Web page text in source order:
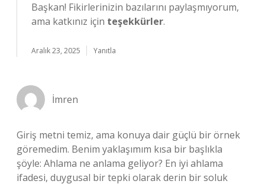
Başkan! Fikirlerinizin bazılarını paylaşmıyorum,
ama katkınız için teşekkürler.
Aralık 23, 2025 Yanıtla
İmren
Giriş metni temiz, ama konuya dair güçlü bir örnek
göremedim. Benim yaklaşımım kısa bir başlıkla
şöyle: Ahlama ne anlama geliyor? En iyi ahlama
ifadesi, duygusal bir tepki olarak derin bir soluk